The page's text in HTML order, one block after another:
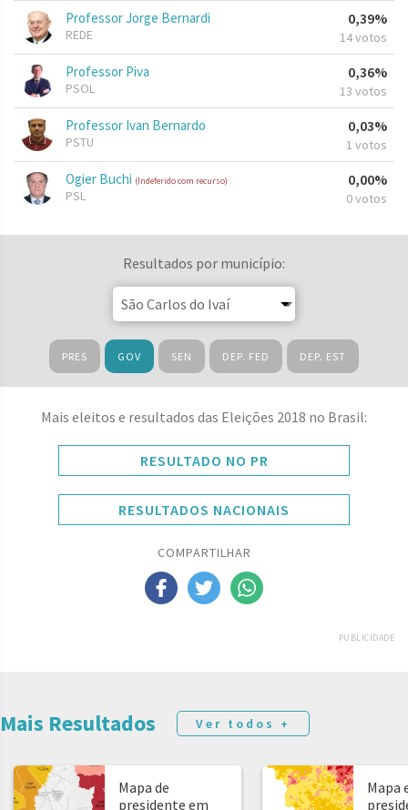
Professor Jorge Bernardi
REDE
0,39%
14 votos
Professor Piva
PSOL
0,36%
13 votos
Professor Ivan Bernardo
PSTU
0,03%
1 votos
Ogier Buchi (Indeferido com recurso)
PSL
0,00%
0 votos
Resultados por município:
PRES GOV SEN DEP. FED DEP. EST
Mais eleitos e resultados das Eleições 2018 no Brasil:
RESULTADO NO PR
RESULTADOS NACIONAIS
COMPARTILHAR
PUBLICIDADE
Mais Resultados Ver todos +
Mapa de
presidente em
Mapa